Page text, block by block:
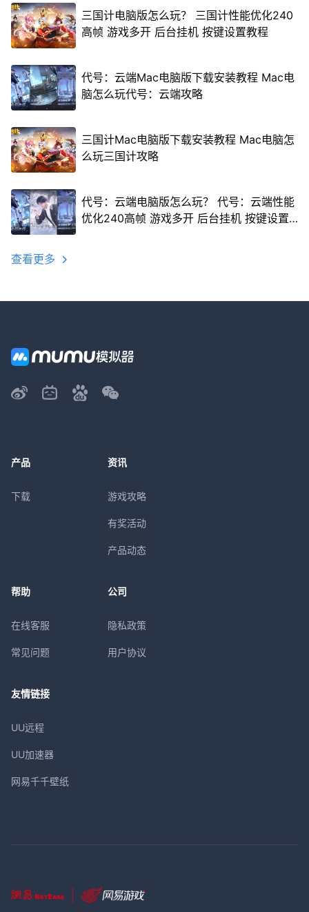
三国计电脑版怎么玩？ 三国计性能优化240
高帧 游戏多开 后台挂机 按键设置教程
代号：云端Mac电脑版下载安装教程 Mac电
脑怎么玩代号：云端攻略
三国计Mac电脑版下载安装教程 Mac电脑怎
么玩三国计攻略
代号：云端电脑版怎么玩？ 代号：云端性能
优化240高帧 游戏多开 后台挂机 按键设置
查看更多
产品
下载
资讯
游戏攻略
有奖活动
产品动态
帮助
在线客服
常见问题
公司
隐私政策
用户协议
友情链接
UU远程
UU加速器
网易千千壁纸